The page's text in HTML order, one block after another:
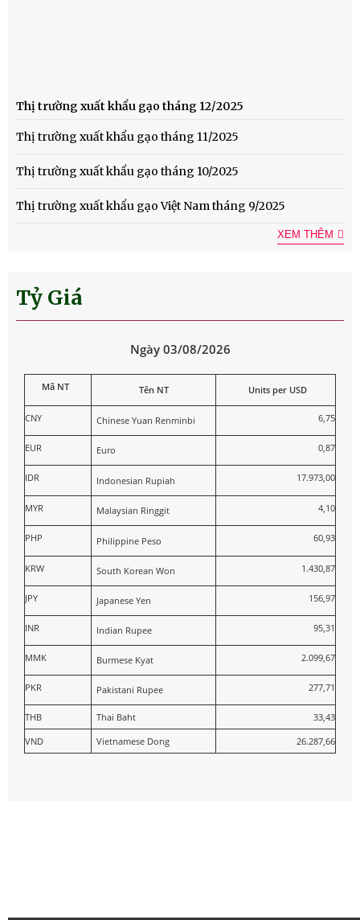
Thị trường xuất khẩu gạo tháng 12/2025
Thị trường xuất khẩu gạo tháng 11/2025
Thị trường xuất khẩu gạo tháng 10/2025
Thị trường xuất khẩu gạo Việt Nam tháng 9/2025
XEM THÊM
Tỷ Giá
Ngày 03/08/2026
Mã NT Tên NT Units per USD
CNY Chinese Yuan Renminbi 6,75
EUR Euro 0,87
IDR Indonesian Rupiah 17.973,00
MYR Malaysian Ringgit 4,10
PHP Philippine Peso 60,93
KRW South Korean Won 1.430,87
JPY Japanese Yen 156,97
INR Indian Rupee 95,31
MMK Burmese Kyat 2.099,67
PKR Pakistani Rupee 277,71
THB Thai Baht
33,43
VND
Vietnamese Dong 26.287,66